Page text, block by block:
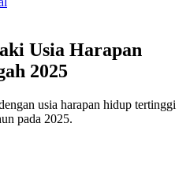
Usia Harapan
2025
usia harapan hidup tertinggi
pada 2025.